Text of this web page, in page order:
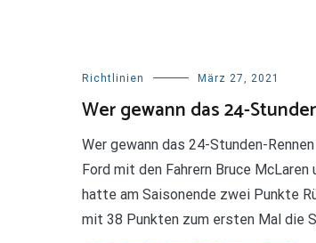
Richtlinien März 27, 2021
Wer gewann das 24-
Wer gewann das 24-Stunden-
Ford mit den Fahrern Bruce
hatte am Saisonende zwei Punkte
mit 38 Punkten zum ersten Mal die